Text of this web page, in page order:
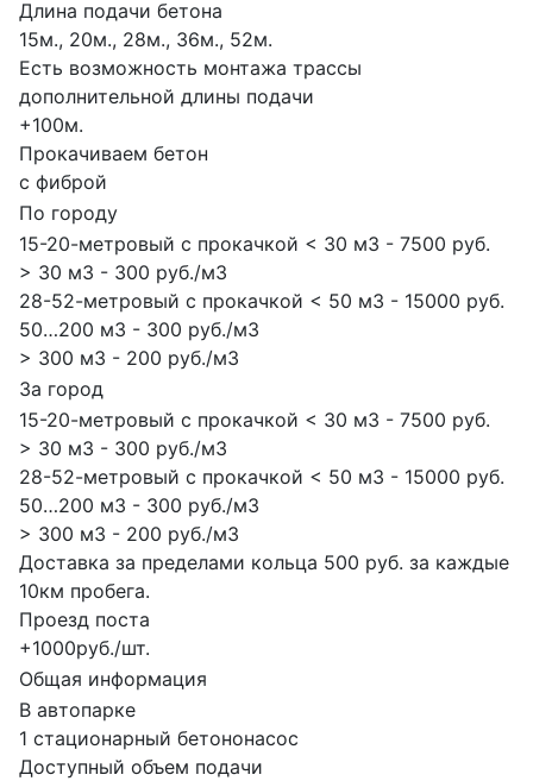
Длина подачи бетона
15м., 20м., 28м., 36м., 52м.
Есть возможность монтажа трассы
дополнительной длины подачи
+100м.
Прокачиваем бетон
с фиброй
По городу
15-20-метровый с прокачкой < 30 м3 - 7500 руб.
> 30 м3 - 300 руб./м3
28-52-метровый с прокачкой < 50 м3 - 15000 руб.
50…200 м3 - 300 руб./м3
> 300 м3 - 200 руб./м3
За город
15-20-метровый с прокачкой < 30 м3 - 7500 руб.
> 30 м3 - 300 руб./м3
28-52-метровый с прокачкой < 50 м3 - 15000 руб.
50…200 м3 - 300 руб./м3
> 300 м3 - 200 руб./м3
Доставка за пределами кольца 500 руб. за каждые
10км пробега.
Проезд поста
+1000руб./шт.
Общая информация
В автопарке
1 стационарный бетононасос
Доступный объем подачи